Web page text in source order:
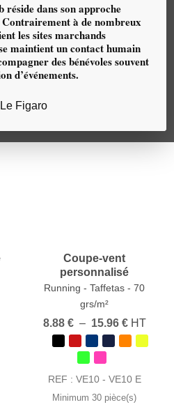
réside dans son approche
à de nombreux
les sites marchands
maintient un contact humain
des bénévoles souvent
d’événements.
1.83 €
REF : NA86
Minimum 300 pièce(s)
Délais : 4 semaines
Coupe-vent
personnalisé
Running - Taffetas - 70
grs/m²
8.88 € – 15.96 €Plage
de
prix :
15.96 €
HT
REF : VE10 - VE10 E
Minimum 30 pièce(s)